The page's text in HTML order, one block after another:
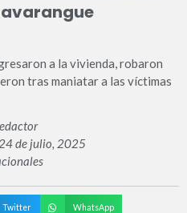
a la vivienda, robaron
tras maniatar a las víctimas
de julio, 2025
Twitter WhatsApp